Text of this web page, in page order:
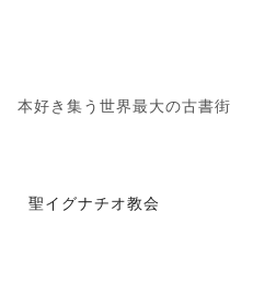
本好き集う世界最大の古書街
聖イグナチオ教会